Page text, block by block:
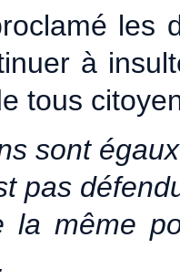
les
à
tous
sont
pas
même